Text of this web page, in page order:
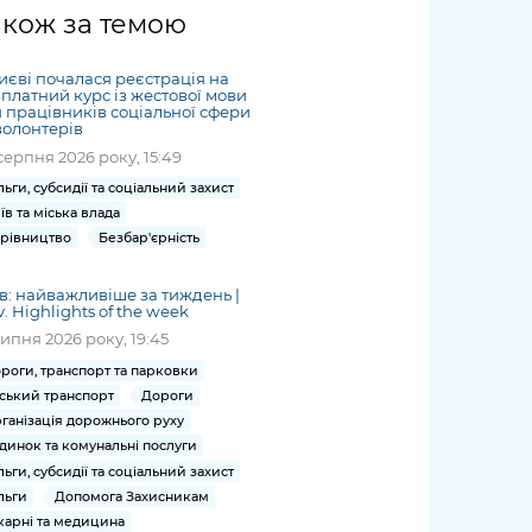
Безбар'єрність
Київська міська військова
адміністрація
Портал послуг
Міський застосунок Київ
Цифровий
Важливе під час
воєнного стану
міській військовій
адміністрації
«Ініціатива
«Партнерство
«Відкритий Уряд» –
місцевий рівень»
Важливе під час
воєнного стану
дій чи
дашборди
та
/
журналіст
ський
Submitting
a media
request
at work
за темою
почалася реєстрація на
курс із жестової мови
працівників соціальної сфери
2026 року, 15:49
субсидії та соціальний захист
та міська влада
Безбар'єрність
найважливіше за тиждень |
Highlights of the week
2026 року, 19:45
транспорт та парковки
транспорт
Дороги
дорожнього руху
та комунальні послуги
субсидії та соціальний захист
Допомога Захисникам
та медицина